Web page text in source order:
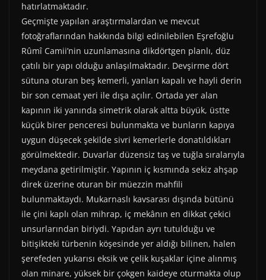
hatırlatmaktadır.
Geçmişte yapılan araştırmalardan ve mevcut
fotoğraflarından hakkında bilgi edinilebilen Eşrefoğlu
Rûmî Camii’nin uzunlamasına dikdörtgen planlı, düz
çatılı bir yapı olduğu anlaşılmaktadır. Devşirme dört
sütuna oturan beş kemerli, yanları kapalı ve hayli derin
bir son cemaat yeri ile dışa açılır. Ortada yer alan
kapının iki yanında simetrik olarak altta büyük, üstte
küçük birer penceresi bulunmakta ve bunların kapıya
uygun düşecek şekilde sivri kemerlerle donatıldıkları
görülmektedir. Duvarlar düzensiz taş ve tuğla sıralarıyla
meydana getirilmiştir. Yapının iç kısmında sekiz ahşap
direk üzerine oturan bir müezzin mahfili
bulunmaktaydı. Mukarnaslı kavsarası dışında bütünü
ile çini kaplı olan mihrap, iç mekânın en dikkat çekici
unsurlarından biriydi. Yapıdan ayrı tutulduğu ve
bitişikteki türbenin köşesinde yer aldığı bilinen, halen
şerefeden yukarısı eksik ve çelik kuşaklar içine alınmış
olan minare, yüksek bir çokgen kaideye oturmakta olup